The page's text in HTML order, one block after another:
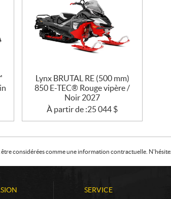
Lynx BRUTAL RE (500 mm)
850 E-TEC® Rouge vipère /
Noir 2027
À partir de :25 044 $
considérées comme une information contractuelle.
SERVICE